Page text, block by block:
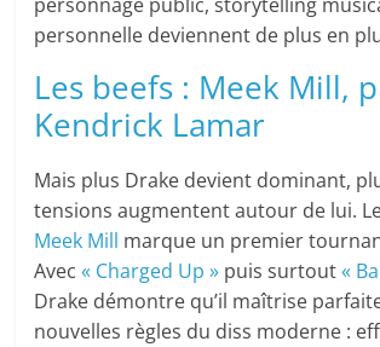
personnelle deviennent de plus en
Les beefs : Meek Mill,
Kendrick Lamar
Mais plus Drake devient dominant,
tensions augmentent autour de lui.
Meek Mill marque un premier
Avec« Charged Up » puis surtout«
Drake démontre qu’il maîtrise
nouvelles règles du diss moderne :